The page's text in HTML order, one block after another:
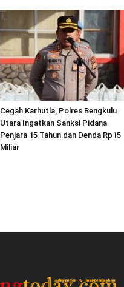
Cegah Karhutla, Polres Bengkulu
Utara Ingatkan Sanksi Pidana
Penjara 15 Tahun dan Denda Rp15
Miliar